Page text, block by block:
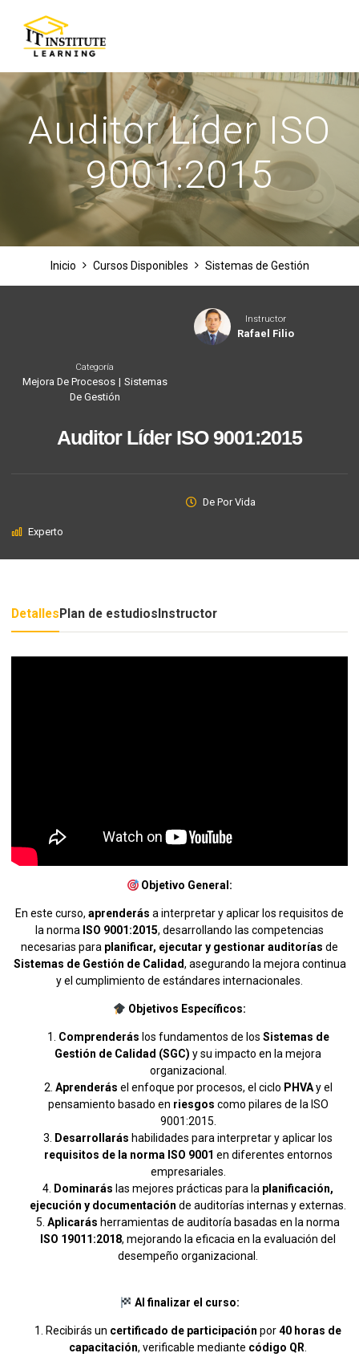
Auditor Líder ISO
9001:2015
Inicio Cursos Disponibles Sistemas de Gestión
Instructor
Rafael Filio
Categoría
Mejora De Procesos | Sistemas
De Gestión
Auditor Líder ISO 9001:2015
De Por Vida
Experto
DetallesPlan de estudiosInstructor
Objetivo General:
En este curso, aprenderás a interpretar y aplicar los requisitos de
la norma ISO 9001:2015, desarrollando las competencias
necesarias para planificar, ejecutar y gestionar auditorías de
Sistemas de Gestión de Calidad, asegurando la mejora continua
y el cumplimiento de estándares internacionales.
Objetivos Específicos:
Comprenderás los fundamentos de los Sistemas de
Gestión de Calidad (SGC) y su impacto en la mejora
organizacional.
Aprenderás el enfoque por procesos, el ciclo PHVAy el
pensamiento basado en riesgos como pilares de la ISO
9001:2015.
Desarrollarás habilidades para interpretar y aplicar los
requisitos de la norma ISO 9001 en diferentes entornos
empresariales.
Dominarás las mejores prácticas para la planificación,
ejecución y documentación de auditorías internas y externas.
Aplicarás herramientas de auditoría basadas en la norma
ISO 19011:2018, mejorando la eficacia en la evaluación del
desempeño organizacional.
Al finalizar el curso:
Recibirás un certificado de participación por40 horas de
capacitación, verificable mediante código QR.